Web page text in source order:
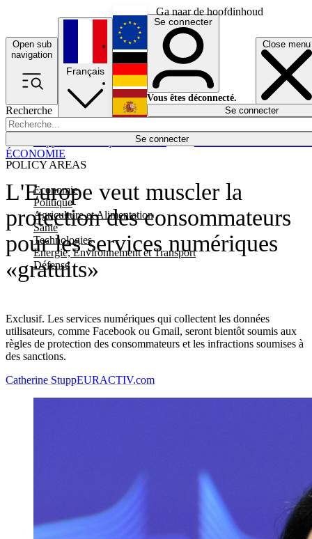
Ga naar de hoofdinhoud
Open sub
navigation
Close menu
Recherche
Se connecter
POLICY AREAS
Economie
Politique
Agriculture et Alimentation
Santé
Technologies
Energie, Environnement et Transport
Défense
Économie
Français
English
Deutsch
Español
Se connecter
Vous êtes déconnecté.
Se connecter
L'Europe veut muscler la
protection des consommateurs
pour les services numériques
«gratuits»
Exclusif. Les services numériques qui collectent les données
utilisateurs, comme Facebook ou Gmail, seront bientôt soumis aux
règles de protection des consommateurs et les infractions soumises à
des sanctions.
ÉCONOMIE
Catherine StuppEURACTIV.com